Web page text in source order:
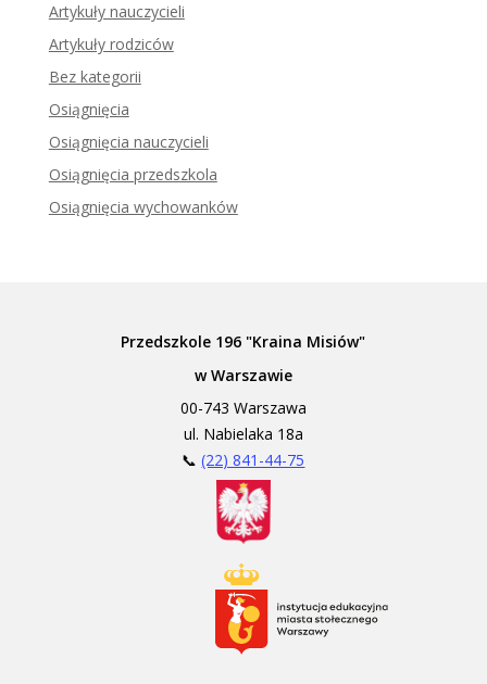
Artykuły nauczycieli
Artykuły rodziców
Bez kategorii
Osiągnięcia
Osiągnięcia nauczycieli
Osiągnięcia przedszkola
Osiągnięcia wychowanków
Przedszkole 196 "Kraina Misiów"
w Warszawie
00-743 Warszawa
ul. Nabielaka 18a
📞(22) 841-44-75